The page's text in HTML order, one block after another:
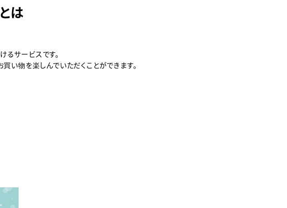
は
サービスです。
い物を楽しんでいただくことができます。